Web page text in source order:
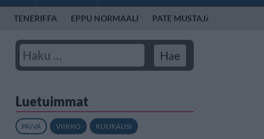
TENERIFFA EPPU NORMAALI PATE MUSTAJÄRVI
Luetuimmat
PÄIVÄ VIIKKO KUUKAUSI